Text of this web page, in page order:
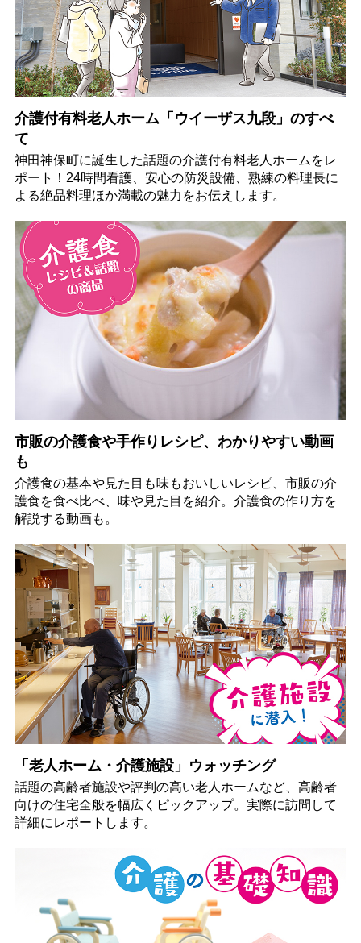
介護付有料老人ホーム「ウイーザス九段」のすべ
て
神田神保町に誕生した話題の介護付有料老人ホームをレ
ポート！24時間看護、安心の防災設備、熟練の料理長に
よる絶品料理ほか満載の魅力をお伝えします。
市販の介護食や手作りレシピ、わかりやすい動画
も
介護食の基本や見た目も味もおいしいレシピ、市販の介
護食を食べ比べ、味や見た目を紹介。介護食の作り方を
解説する動画も。
「老人ホーム・介護施設」ウォッチング
話題の高齢者施設や評判の高い老人ホームなど、高齢者
向けの住宅全般を幅広くピックアップ。実際に訪問して
詳細にレポートします。